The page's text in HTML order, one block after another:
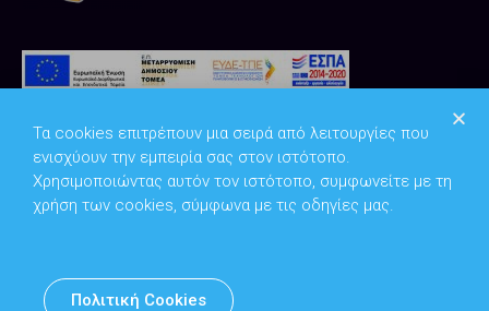
Copyright © 2026Υπουργείο Ψηφιακής Διακυβέρνησης
Τα cookies επιτρέπουν μια σειρά από λειτουργίες που
ενισχύουν την εμπειρία σας στον ιστότοπο.
Χρησιμοποιώντας αυτόν τον ιστότοπο, συμφωνείτε με τη
χρήση των cookies, σύμφωνα με τις οδηγίες μας.
Πολιτική Cookies